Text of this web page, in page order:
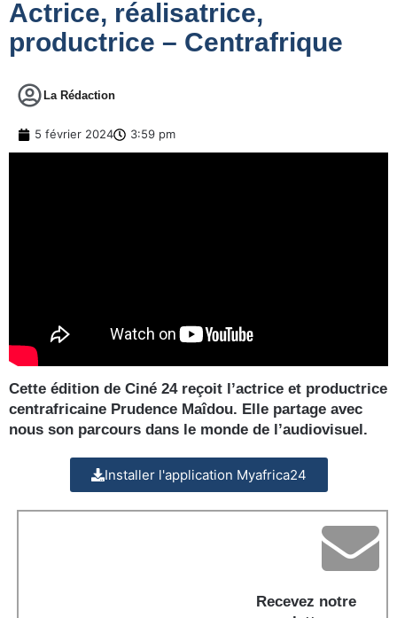
Actrice, réalisatrice,
productrice – Centrafrique
La Rédaction
5 février 2024 3:59 pm
Cette édition de Ciné 24 reçoit l’actrice et productrice
centrafricaine Prudence Maîdou. Elle partage avec
nous son parcours dans le monde de l’audiovisuel.
Installer l'application Myafrica24
Recevez notre